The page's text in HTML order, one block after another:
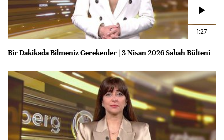
1:27
Bir Dakikada Bilmeniz Gerekenler | 3 Nisan 2026 Sabah Bülteni